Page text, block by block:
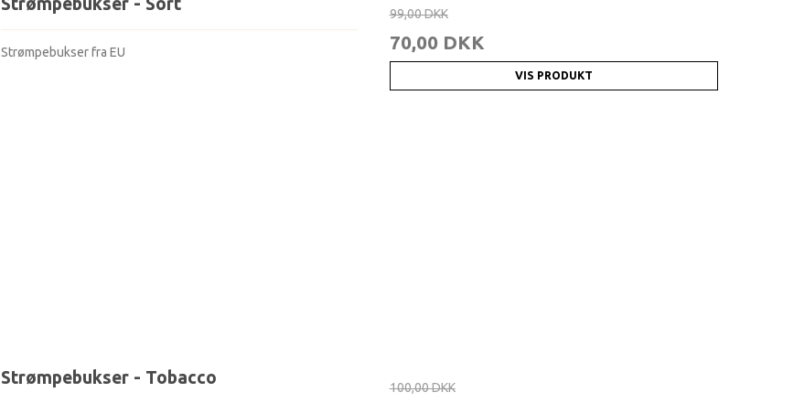
Strømpebukser fra EU
99,00 DKK
70,00 DKK
VIS PRODUKT
Strømpebukser - Tobacco 100,00 DKK